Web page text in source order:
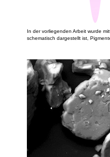
In der vorliegenden Arbeit wurde
schematisch dargestellt ist,